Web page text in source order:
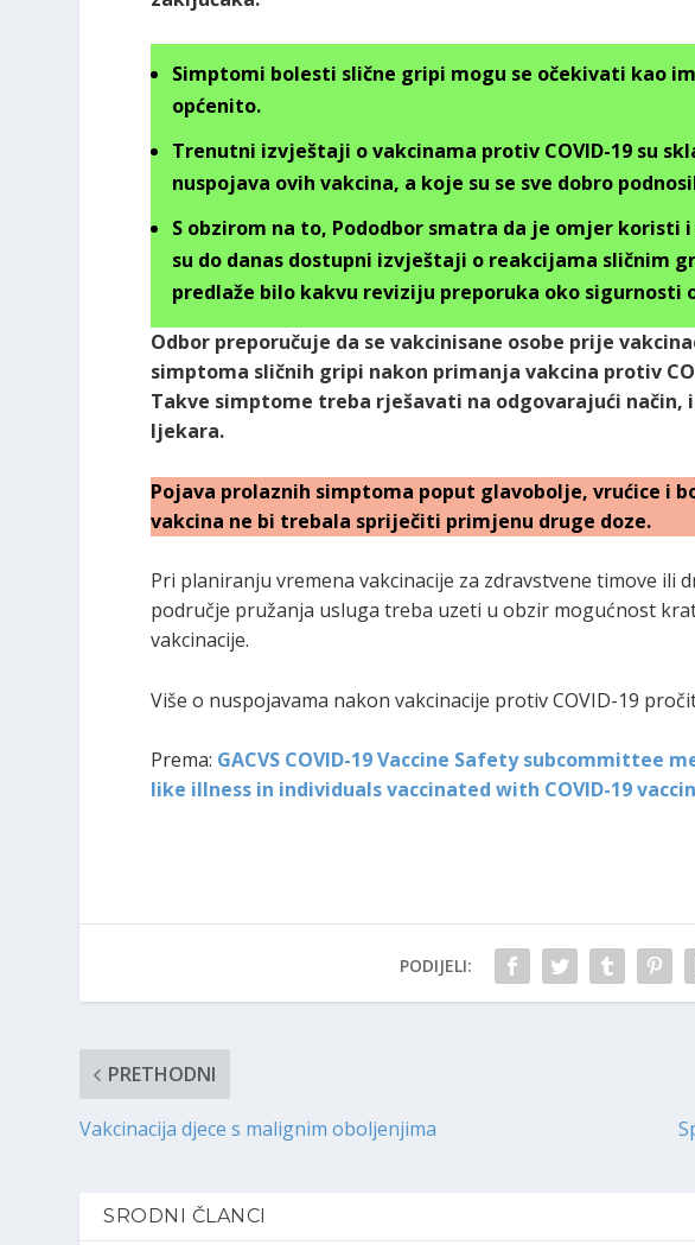
Simptomi bolesti slične gripi mogu se očekivati ​​kao
općenito.
Trenutni izvještaji o vakcinama protiv COVID-19 su
nuspojava ovih vakcina, a koje su se sve dobro
S obzirom na to, Pododbor smatra da je omjer koristi
su do danas dostupni izvještaji o reakcijama sličnim
predlaže bilo kakvu reviziju preporuka oko sigurnosti
Odbor preporučuje da se vakcinisane osobe prije
simptoma sličnih gripi nakon primanja vakcina protiv
Takve simptome treba rješavati na odgovarajući
ljekara.
Pojava prolaznih simptoma poput glavobolje, vrućice i
vakcina ne bi trebala spriječiti primjenu druge doze.
Pri planiranju vremena vakcinacije za zdravstvene timove ili
područje pružanja usluga treba uzeti u obzir mogućnost
vakcinacije.
Više o nuspojavama nakon vakcinacije protiv COVID-19
Prema: GACVS COVID-19 Vaccine Safety subcommittee
like illness in individuals vaccinated with COVID-19
PODIJELI:
PRETHODNI
Vakcinacija djece s malignim oboljenjima
SRODNI ČLANCI